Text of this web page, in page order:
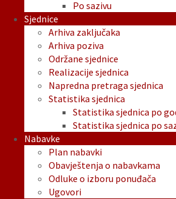
Po sazivu
Sjednice
Arhiva zaključaka
Arhiva poziva
Održane sjednice
Realizacije sjednica
Napredna pretraga sjednica
Statistika sjednica
Statistika sjednica po
Statistika sjednica po
Nabavke
Plan nabavki
Obavještenja o nabavkama
Odluke o izboru ponuđača
Ugovori